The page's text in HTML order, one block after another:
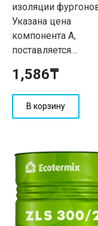
изоляции
Указана цена
компонента А,
поставляется…
1,586₸
В корзину